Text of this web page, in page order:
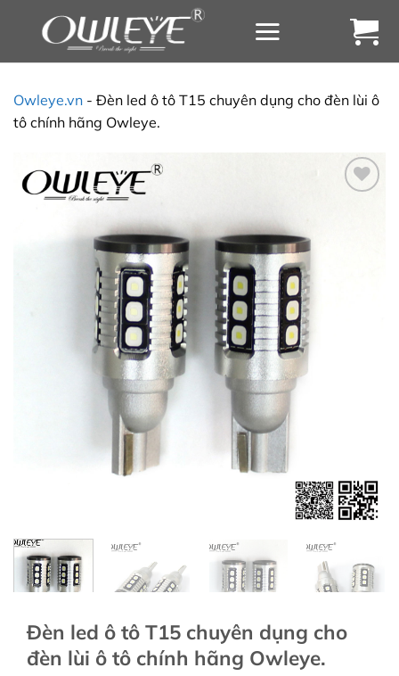
Owleye.vn - Đèn led ô tô T15 chuyên dụng cho đèn lùi ô
tô chính hãng Owleye.
Đèn led ô tô T15 chuyên dụng cho
đèn lùi ô tô chính hãng Owleye.